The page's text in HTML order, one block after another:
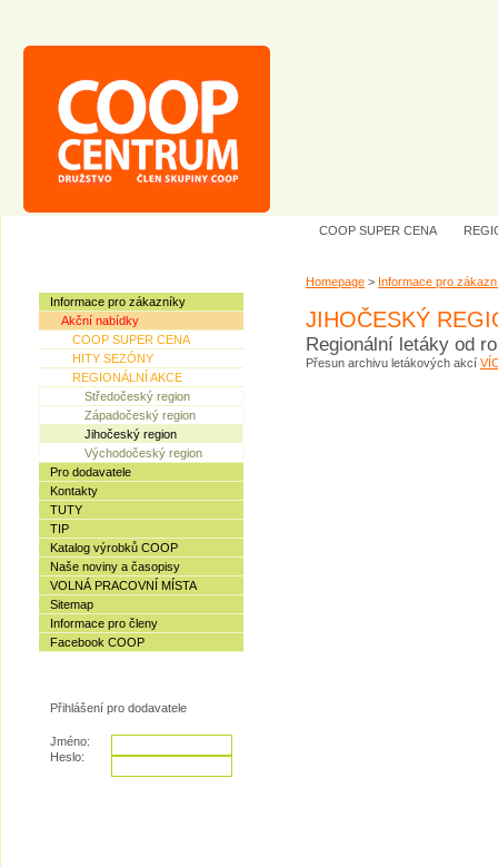
COOP SUPER CENA
Informace pro zákazníky
Akční nabídky
COOP SUPER CENA
HITY SEZÓNY
REGIONÁLNÍ AKCE
Středočeský region
Západočeský region
Jihočeský region
Východočeský region
Pro dodavatele
Kontakty
TUTY
TIP
Katalog výrobků COOP
Naše noviny a časopisy
VOLNÁ PRACOVNÍ MÍSTA
Sitemap
Informace pro členy
Facebook COOP
Přihlášení pro dodavatele
Jméno:
Heslo:
Homepage > Informace pro
JIHOČESKÝ
Regionální letáky od
Přesun archivu letákových akcí